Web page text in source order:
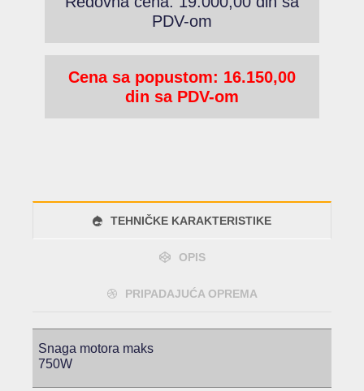
PDV-om
Cena sa popustom: 16.150,00
din sa PDV-om
TEHNIČKE KARAKTERISTIKE
OPIS
PRIPADAJUĆA OPREMA
Snaga motora maks
750W